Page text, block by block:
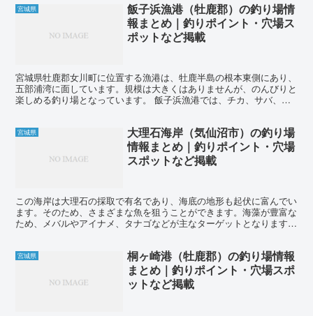
宮城県
飯子浜漁港（牡鹿郡）の釣り場情
報まとめ｜釣りポイント・穴場ス
ポットなど掲載
宮城県牡鹿郡女川町に位置する漁港は、牡鹿半島の根本東側にあり、
五部浦湾に面しています。規模は大きくはありませんが、のんびりと
楽しめる釣り場となっています。 飯子浜漁港では、チカ、サバ、ハ
宮城県
大理石海岸（気仙沼市）の釣り場
情報まとめ｜釣りポイント・穴場
スポットなど掲載
この海岸は大理石の採取で有名であり、海底の地形も起伏に富んでい
ます。そのため、さまざまな魚を狙うことができます。海藻が豊富な
ため、メバルやアイナメ、タナゴなどが主なターゲットとなります。
宮城県
桐ヶ崎港（牡鹿郡）の釣り場情報
まとめ｜釣りポイント・穴場スポ
ットなど掲載